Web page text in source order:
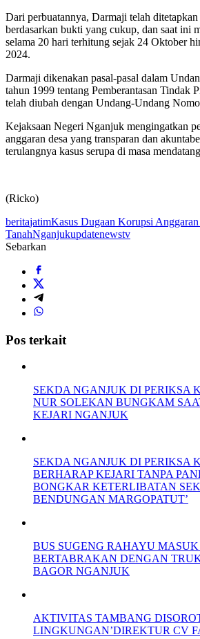
Dari perbuatannya, Darmaji telah ditetapkan
berdasarkan bukti yang cukup, dan saat ini
selama 20 hari terhitung sejak 24 Oktober
2024.
Darmaji dikenakan pasal-pasal dalam
tahun 1999 tentang Pemberantasan Tindak
telah diubah dengan Undang-Undang
Kejaksaan Negeri Nganjuk mengingatkan
anggaran desa yang transparan dan
terulangnya kasus serupa di masa
(Ricko)
beritajatimKasus Dugaan Korupsi
TanahNganjukupdatenewstv
Sebarkan
Pos terkait
SEKDA NGANJUK DI PERIKSA
NUR SOLEKAN BUNGKAM
KEJARI NGANJUK
SEKDA NGANJUK DI PERIKSA
BERHARAP KEJARI TANPA
BONGKAR KETERLIBATAN
BENDUNGAN MARGOPATUT’
BUS SUGENG RAHAYU
BERTABRAKAN DENGAN
BAGOR NGANJUK
AKTIVITAS TAMBANG
LINGKUNGAN’DIREKTUR CV